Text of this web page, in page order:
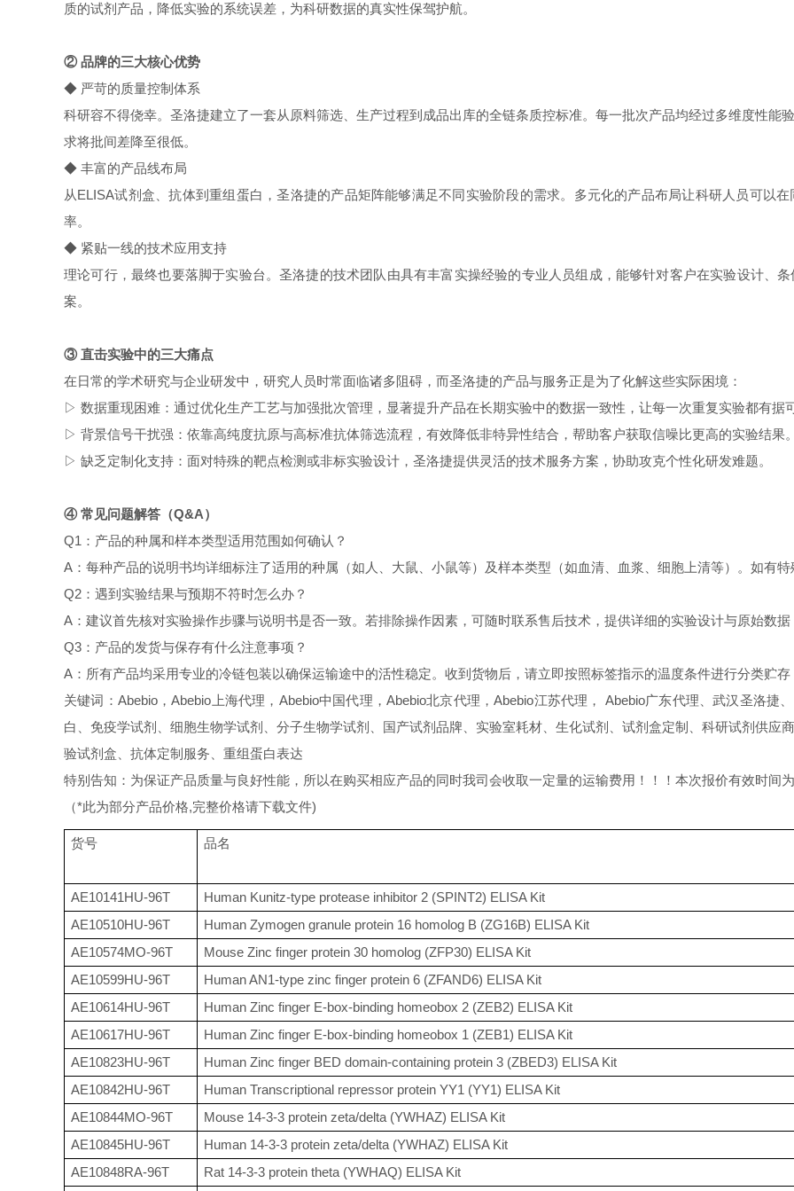
质的试剂产品，降低实验的系统误差，为科研数据的真实性保驾护航。
② 品牌的三大核心优势
◆ 严苛的质量控制体系
科研容不得侥幸。圣洛捷建立了一套从原料筛选、生产过程到成品出库的全链条质控标准。每一批次产品均经过多维度性能
求将批间差降至很低。
◆ 丰富的产品线布局
从ELISA试剂盒、抗体到重组蛋白，圣洛捷的产品矩阵能够满足不同实验阶段的需求。多元化的产品布局让科研人员可以
率。
◆ 紧贴一线的技术应用支持
理论可行，最终也要落脚于实验台。圣洛捷的技术团队由具有丰富实操经验的专业人员组成，能够针对客户在实验设计、
案。
③ 直击实验中的三大痛点
在日常的学术研究与企业研发中，研究人员时常面临诸多阻碍，而圣洛捷的产品与服务正是为了化解这些实际困境：
▷ 数据重现困难：通过优化生产工艺与加强批次管理，显著提升产品在长期实验中的数据一致性，让每一次重复实验都有据
▷ 背景信号干扰强：依靠高纯度抗原与高标准抗体筛选流程，有效降低非特异性结合，帮助客户获取信噪比更高的实验结果
▷ 缺乏定制化支持：面对特殊的靶点检测或非标实验设计，圣洛捷提供灵活的技术服务方案，协助攻克个性化研发难题。
④ 常见问题解答（Q&A）
Q1：产品的种属和样本类型适用范围如何确认？
A：每种产品的说明书均详细标注了适用的种属（如人、大鼠、小鼠等）及样本类型（如血清、血浆、细胞上清等）。如有
Q2：遇到实验结果与预期不符时怎么办？
A：建议首先核对实验操作步骤与说明书是否一致。若排除操作因素，可随时联系售后技术，提供详细的实验设计与原始数
Q3：产品的发货与保存有什么注意事项？
A：所有产品均采用专业的冷链包装以确保运输途中的活性稳定。收到货物后，请立即按照标签指示的温度条件进行分类贮
关键词：Abebio，Abebio上海代理，Abebio中国代理，Abebio北京代理，Abebio江苏代理， Abebio广东代理、武汉圣洛捷
白、免疫学试剂、细胞生物学试剂、分子生物学试剂、国产试剂品牌、实验室耗材、生化试剂、试剂盒定制、科研试剂供应
验试剂盒、抗体定制服务、重组蛋白表达
特别告知：为保证产品质量与良好性能，所以在购买相应产品的同时我司会收取一定量的运输费用！！！本次报价有效时间
（*此为部分产品价格,完整价格请下载文件)
货号 品名
AE10141HU-96T
Human Kunitz-type protease inhibitor 2 (SPINT2) ELISA Kit
AE10510HU-96T
Human Zymogen granule protein 16 homolog B (ZG16B) ELISA Kit
AE10574MO-96T
Mouse Zinc finger protein 30 homolog (ZFP30) ELISA Kit
AE10599HU-96T
Human AN1-type zinc finger protein 6 (ZFAND6) ELISA Kit
AE10614HU-96T
Human Zinc finger E-box-binding homeobox 2 (ZEB2) ELISA Kit
AE10617HU-96T
Human Zinc finger E-box-binding homeobox 1 (ZEB1) ELISA Kit
AE10823HU-96T
Human Zinc finger BED domain-containing protein 3 (ZBED3) ELISA Kit
AE10842HU-96T
Human Transcriptional repressor protein YY1 (YY1) ELISA Kit
AE10844MO-96T
Mouse 14-3-3 protein zeta/delta (YWHAZ) ELISA Kit
AE10845HU-96T
Human 14-3-3 protein zeta/delta (YWHAZ) ELISA Kit
AE10848RA-96T
Rat 14-3-3 protein theta (YWHAQ) ELISA Kit